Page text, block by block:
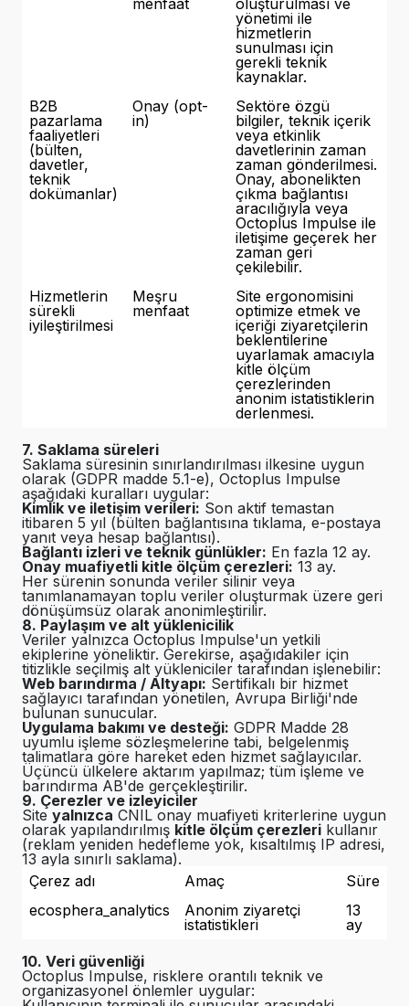
menfaat
oluşturulması ve
yönetimi ile
hizmetlerin
sunulması için
gerekli teknik
kaynaklar.
B2B
pazarlama
faaliyetleri
(bülten,
davetler,
teknik
dokümanlar)
Onay (opt-
in)
Sektöre özgü
bilgiler, teknik içerik
veya etkinlik
davetlerinin zaman
zaman gönderilmesi.
Onay, abonelikten
çıkma bağlantısı
aracılığıyla veya
Octoplus Impulse ile
iletişime geçerek her
zaman geri
çekilebilir.
Hizmetlerin
sürekli
iyileştirilmesi
Meşru
menfaat
Site ergonomisini
optimize etmek ve
içeriği ziyaretçilerin
beklentilerine
uyarlamak amacıyla
kitle ölçüm
çerezlerinden
anonim istatistiklerin
derlenmesi.
7. Saklama süreleri
Saklama süresinin sınırlandırılması ilkesine uygun
olarak (GDPR madde 5.1-e), Octoplus Impulse
aşağıdaki kuralları uygular:
Kimlik ve iletişim verileri: Son aktif temastan
itibaren 5 yıl (bülten bağlantısına tıklama, e-postaya
yanıt veya hesap bağlantısı).
Bağlantı izleri ve teknik günlükler: En fazla 12 ay.
Onay muafiyetli kitle ölçüm çerezleri: 13 ay.
Her sürenin sonunda veriler silinir veya
tanımlanamayan toplu veriler oluşturmak üzere geri
dönüşümsüz olarak anonimleştirilir.
8. Paylaşım ve alt yüklenicilik
Veriler yalnızca Octoplus Impulse'un yetkili
ekiplerine yöneliktir. Gerekirse, aşağıdakiler için
titizlikle seçilmiş alt yükleniciler tarafından işlenebilir:
Web barındırma / Altyapı: Sertifikalı bir hizmet
sağlayıcı tarafından yönetilen, Avrupa Birliği'nde
bulunan sunucular.
Uygulama bakımı ve desteği: GDPR Madde 28
uyumlu işleme sözleşmelerine tabi, belgelenmiş
talimatlara göre hareket eden hizmet sağlayıcılar.
Üçüncü ülkelere aktarım yapılmaz; tüm işleme ve
barındırma AB'de gerçekleştirilir.
9. Çerezler ve izleyiciler
Site yalnızca CNIL onay muafiyeti kriterlerine uygun
olarak yapılandırılmış kitle ölçüm çerezleri kullanır
(reklam yeniden hedefleme yok, kısaltılmış IP adresi,
13 ayla sınırlı saklama).
Çerez adı
Amaç
Süre
ecosphera_analytics
Anonim ziyaretçi
istatistikleri
13
ay
10. Veri güvenliği
Octoplus Impulse, risklere orantılı teknik ve
organizasyonel önlemler uygular: